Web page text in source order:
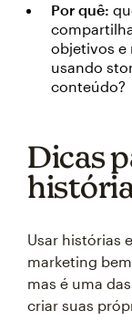
Por quê:
objetivos e
usando
conteúdo?
Dicas
Usar histórias
marketing
mas é uma
criar suas